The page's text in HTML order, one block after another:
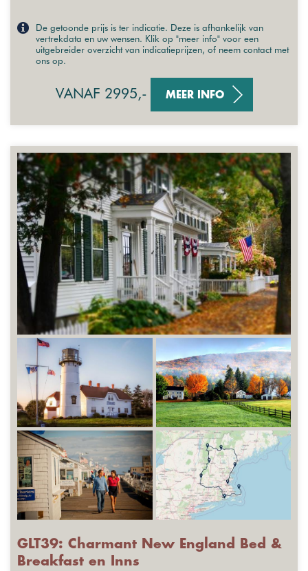
De getoonde prijs is ter indicatie. Deze is afhankelijk van
vertrekdata en uw wensen. Klik op "meer info" voor een
uitgebreider overzicht van indicatieprijzen, of neem contact met
ons op.
VANAF 2995,- MEER INFO
GLT39: Charmant New England Bed &
Breakfast en Inns